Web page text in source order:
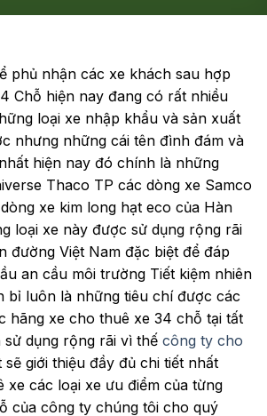
phủ nhận các xe khách sau hợp
Chỗ hiện nay đang có rất nhiều
loại xe nhập khẩu và sản xuất
nhưng những cái tên đình đám và
hiện nay đó chính là những
Thaco TP các dòng xe Samco
xe kim long hạt eco của Hàn
loại xe này được sử dụng rộng rãi
đường Việt Nam đặc biệt để đáp
an cầu môi trường Tiết kiệm nhiên
bỉ luôn là những tiêu chí được các
hãng xe cho thuê xe 34 chỗ tại tất
dụng rộng rãi vì thế công ty cho
sẽ giới thiệu đầy đủ chi tiết nhất
xe các loại xe ưu điểm của từng
của công ty chúng tôi cho quý